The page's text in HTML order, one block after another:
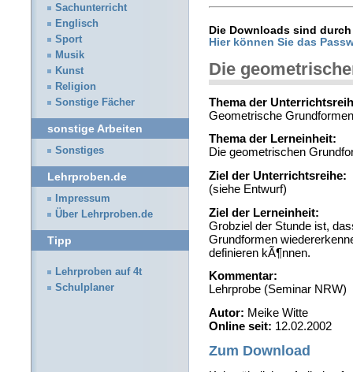
Die Downloads sind
Hier können Sie das
Die
Thema der
Geometrische Grundformen
Thema der Lerneinheit:
Die geometrischen
Ziel der Unterrichtsreihe:
(siehe Entwurf)
Ziel der Lerneinheit:
Grobziel der Stunde ist,
Grundformen
definieren kÃ¶nnen.
Kommentar:
Lehrprobe (Seminar NRW)
Autor: Meike Witte
Online seit: 12.02.2002
Zum Download
Sachunterricht
Englisch
Sport
Musik
Kunst
Religion
Sonstige Fächer
sonstige Arbeiten
Sonstiges
Lehrproben.de
Impressum
Über Lehrproben.de
Tipp
Lehrproben auf 4t
Schulplaner